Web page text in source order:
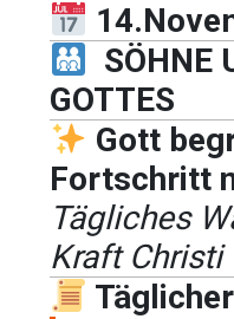
SÖHNE
GOTTES
Gott
Fortschritt
Tägliches
Kraft Christi